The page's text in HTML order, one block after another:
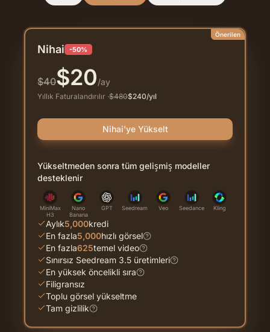
Önerilen
Nihai -50%
$40$20/ay
Yıllık Faturalandırılır ·$480$240/yıl
Nihai'ye Yükselt
Yükseltmeden sonra tüm gelişmiş modeller
desteklenir
MiniMax
H3
Nano
Banana
GPT Seedream Veo Seedance Kling
Aylık5,000kredi
En fazla5,000hızlı görsel
En fazla625temel video
Sınırsız Seedream 3.5 üretimleri
En yüksek öncelikli sıra
Filigransız
Toplu görsel yükseltme
Tam gizlilik